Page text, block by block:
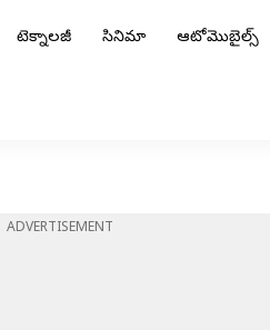
టెక్నాలజీ సినిమా ఆటోమొబైల్స్
ADVERTISEMENT